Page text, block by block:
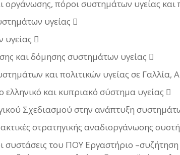
οργάνωσης, πόροι συστημάτων υγείας
υγείας 

και δόμησης συστημάτων υγείας 
και πολιτικών υγείας σε Γαλλία,
ελληνικό και κυπριακό σύστημα υγείας 
Σχεδιασμού στην ανάπτυξη
στρατηγικής αναδιοργάνωσης
συστάσεις του ΠΟΥ Εργαστήριο